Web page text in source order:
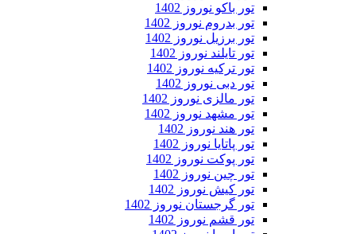
تور باکو نوروز 1402
تور بدروم نوروز 1402
تور برزیل نوروز 1402
تور تایلند نوروز 1402
تور ترکیه نوروز 1402
تور دبی نوروز 1402
تور مالزی نوروز 1402
تور مشهد نوروز 1402
تور هند نوروز 1402
تور پاتایا نوروز 1402
تور پوکت نوروز 1402
تور چین نوروز 1402
تور کیش نوروز 1402
تور گرجستان نوروز 1402
تور قشم نوروز 1402